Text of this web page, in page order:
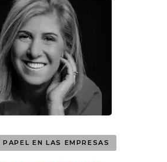
PAPEL EN LAS EMPRESAS